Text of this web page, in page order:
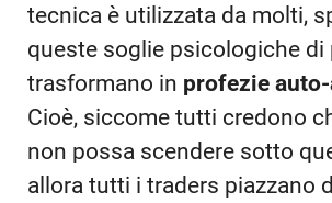
tecnica è utilizzata da molti,
queste soglie psicologiche di
trasformano in profezie
Cioè, siccome tutti credono
non possa scendere sotto
allora tutti i traders piazzano